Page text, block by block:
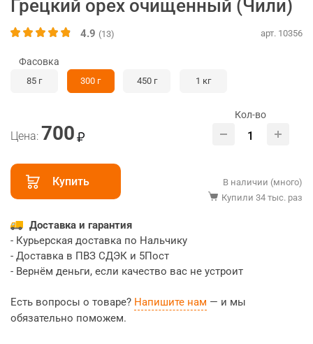
Грецкий орех очищенный (Чили)
4.9 (13) арт. 10356
Фасовка
85 г 300 г 450 г 1 кг
Цена: 700
Кол-во
Купить
В наличии (много)
Купили 34 тыс. раз
Доставка и гарантия
- Курьерская доставка по Нальчику
- Доставка в ПВЗ СДЭК и 5Пост
- Вернём деньги, если качество вас не устроит
Есть вопросы о товаре? Напишите нам — и мы
обязательно поможем.